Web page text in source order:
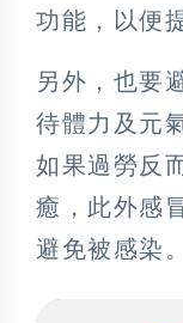
功能，以便
另外，也要
待體力及元
如果過勞反
癒，此外感
避免被感染。